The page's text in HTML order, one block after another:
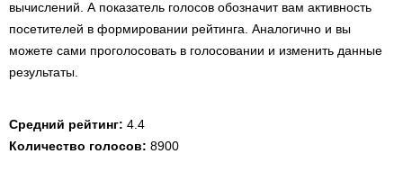
вычислений. А показатель голосов обозначит вам активность
посетителей в формировании рейтинга. Аналогично и вы
можете сами проголосовать в голосовании и изменить данные
результаты.
Средний рейтинг: 4.4
Количество голосов: 8900